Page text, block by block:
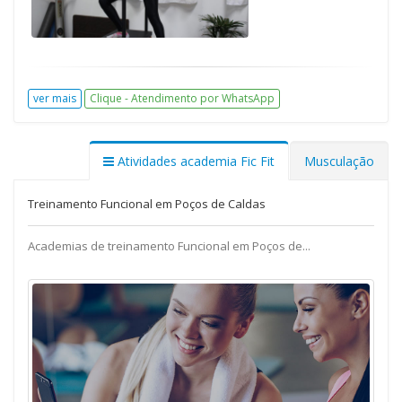
ver mais Clique - Atendimento por WhatsApp
Atividades academia Fic Fit Musculação
Treinamento Funcional em Poços de Caldas
Academias de treinamento Funcional em Poços de...